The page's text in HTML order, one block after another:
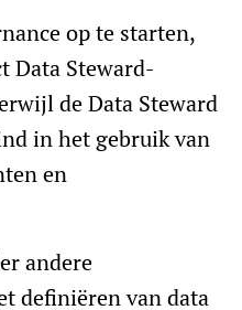
op te starten,
Data Steward-
de Data Steward
in het gebruik van
en
andere
definiëren van data